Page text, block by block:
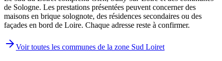
de Sologne. Les prestations présentées peuvent concerner des
maisons en brique solognote, des résidences secondaires ou des
façades en bord de Loire. Chaque adresse reste à confirmer.
Voir toutes les communes de la zone Sud Loiret